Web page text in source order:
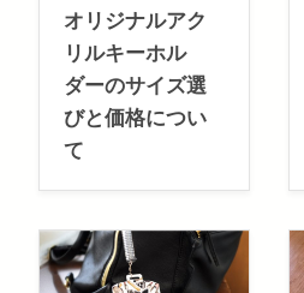
オリジナルアク
リルキーホル
ダーのサイズ選
びと価格につい
て